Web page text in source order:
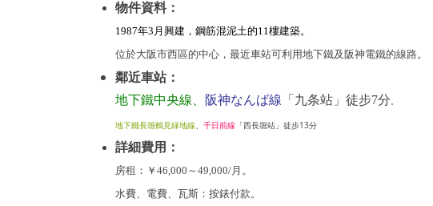
物件資料：
1987年3月興建，鋼筋混泥土的11樓建築。
位於大阪市西區的中心，最近車站可利用地下鐵及阪神電鐵的線路。
鄰近車站：
地下鐵中央線、 阪神なんば線 「九条站」徒步7分。
地下鐵長堀鶴見緑地線、 千日前線 「西長堀站」徒步13分
詳細費用：
房租： ￥ 46,000～49,000/月 。
水費、電費、瓦斯：按錶付款。